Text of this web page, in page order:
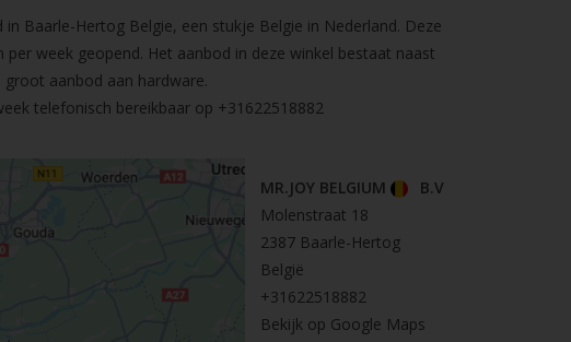
Baarle-Hertog Belgie, een stukje Belgie in Nederland. Deze
per week geopend. Het aanbod in deze winkel bestaat naast
groot aanbod aan hardware.
telefonisch bereikbaar op +31622518882
MR.JOY BELGIUM
B.V
Molenstraat 18
2387 Baarle-Hertog
België
+31622518882
Bekijk op Google Maps